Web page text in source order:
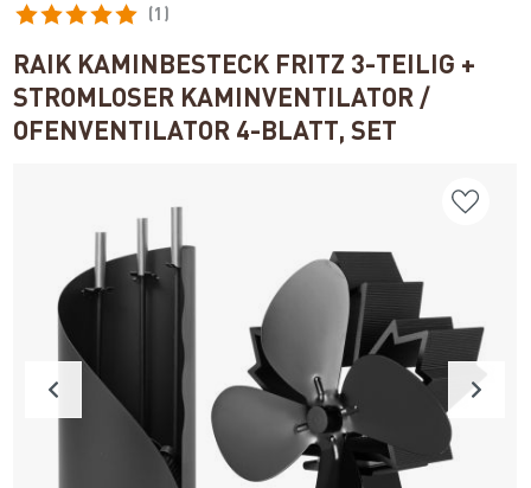
(1)
RAIK KAMINBESTECK FRITZ 3-TEILIG +
STROMLOSER KAMINVENTILATOR /
OFENVENTILATOR 4-BLATT, SET